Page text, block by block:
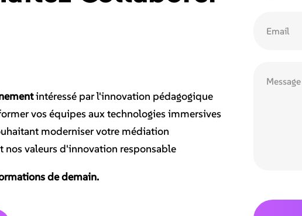
intéressé par l'innovation pédagogique
vos équipes aux technologies immersives
moderniser votre médiation
nos valeurs d'innovation responsable
de demain.